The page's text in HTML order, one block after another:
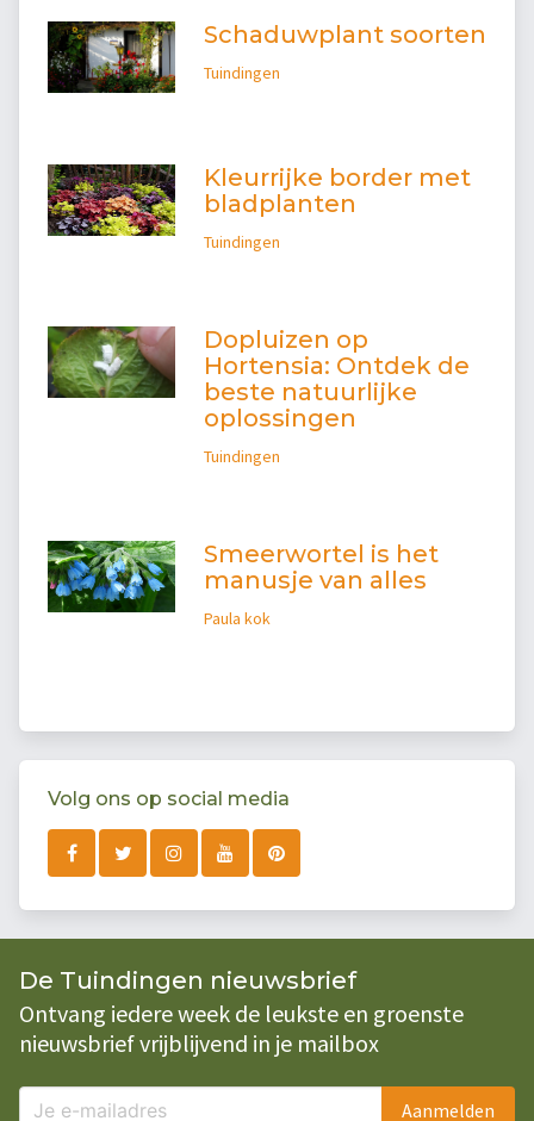
Schaduwplant soorten
Tuindingen
Kleurrijke border met
bladplanten
Tuindingen
Dopluizen op
Hortensia: Ontdek de
beste natuurlijke
oplossingen
Tuindingen
Smeerwortel is het
manusje van alles
Paula kok
Volg ons op social media
De Tuindingen nieuwsbrief
Ontvang iedere week de leukste en groenste
nieuwsbrief vrijblijvend in je mailbox
Aanmelden